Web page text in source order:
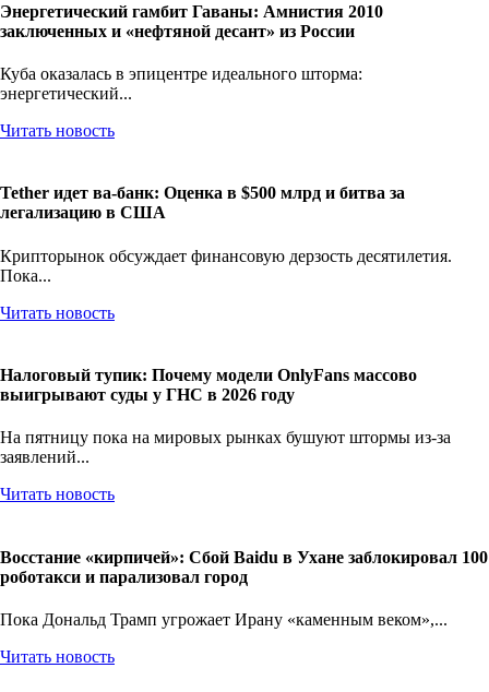
Энергетический гамбит Гаваны: Амнистия 2010
заключенных и «нефтяной десант» из России
Куба оказалась в эпицентре идеального шторма:
энергетический...
Читать новость
Tether идет ва-банк: Оценка в $500 млрд и битва за
легализацию в США
Крипторынок обсуждает финансовую дерзость десятилетия.
Пока...
Читать новость
Налоговый тупик: Почему модели OnlyFans массово
выигрывают суды у ГНС в 2026 году
На пятницу пока на мировых рынках бушуют штормы из-за
заявлений...
Читать новость
Восстание «кирпичей»: Сбой Baidu в Ухане заблокировал 100
роботакси и парализовал город
Пока Дональд Трамп угрожает Ирану «каменным веком»,...
Читать новость